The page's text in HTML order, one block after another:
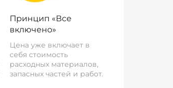
Принцип «Все
включено»
Цена уже включает в
себя стоимость
расходных материалов,
запасных частей и работ.